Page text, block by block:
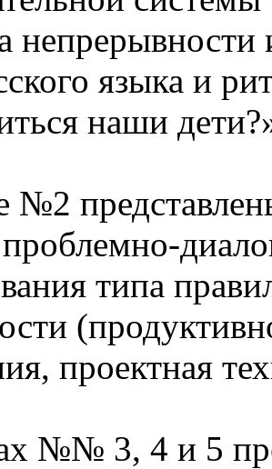
непрерывности
языка и
наши
№2
типа
проектная
№№ 3, 4 и 5